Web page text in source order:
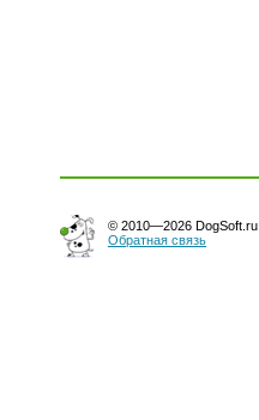
© 2010—2026 DogSoft.ru
Обратная связь